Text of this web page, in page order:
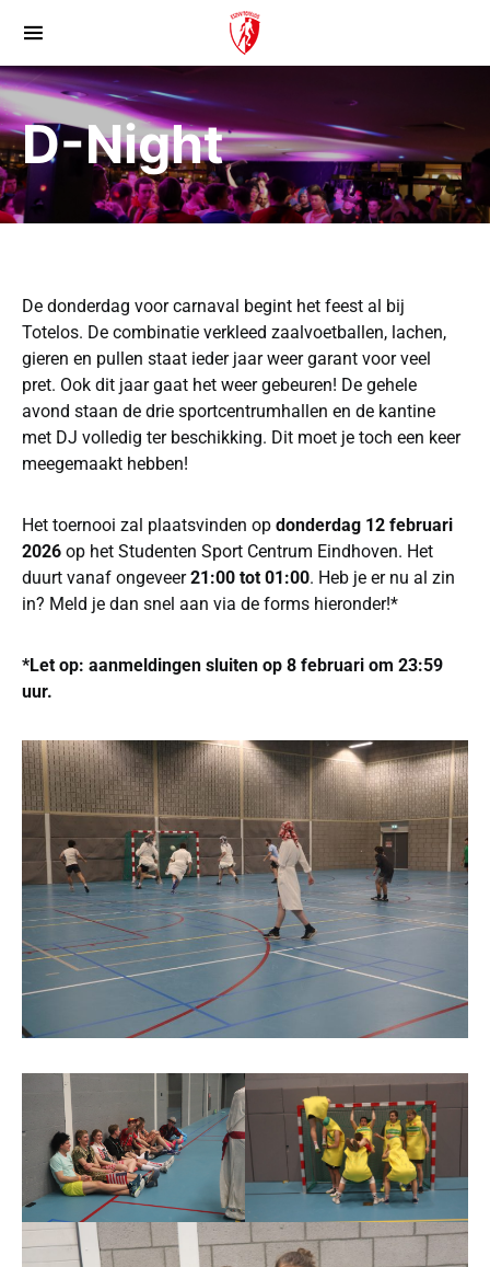
D-Night
De donderdag voor carnaval begint het feest al bij
Totelos. De combinatie verkleed zaalvoetballen, lachen,
gieren en pullen staat ieder jaar weer garant voor veel
pret. Ook dit jaar gaat het weer gebeuren! De gehele
avond staan de drie sportcentrumhallen en de kantine
met DJ volledig ter beschikking. Dit moet je toch een keer
meegemaakt hebben!
Het toernooi zal plaatsvinden op donderdag 12 februari
2026 op het Studenten Sport Centrum Eindhoven. Het
duurt vanaf ongeveer21:00 tot 01:00. Heb je er nu al zin
in? Meld je dan snel aan via de forms hieronder!*
*Let op: aanmeldingen sluiten op 8 februari om 23:59
uur.